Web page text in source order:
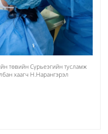
төвийн Сүрьеэгийн тусламж
хаагч Н.Нарангэрэл